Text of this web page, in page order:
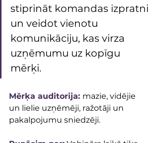
stiprināt komandas izpratni
un veidot vienotu
komunikāciju, kas virza
uzņēmumu uz kopīgu
mērķi.
Mērķa auditorija: mazie, vidējie
un lielie uzņēmēji, ražotāji un
pakalpojumu sniedzēji.